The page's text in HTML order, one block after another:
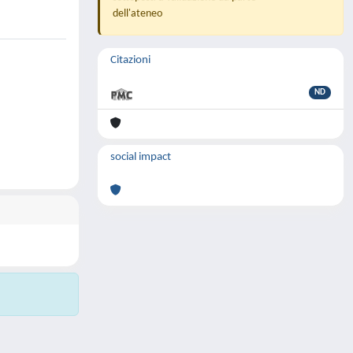
dell'ateneo
Citazioni
ND
social impact